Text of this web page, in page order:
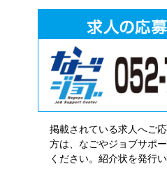
掲載されている求人へご
方は、なごやジョブサポ
ください。紹介状を発行い